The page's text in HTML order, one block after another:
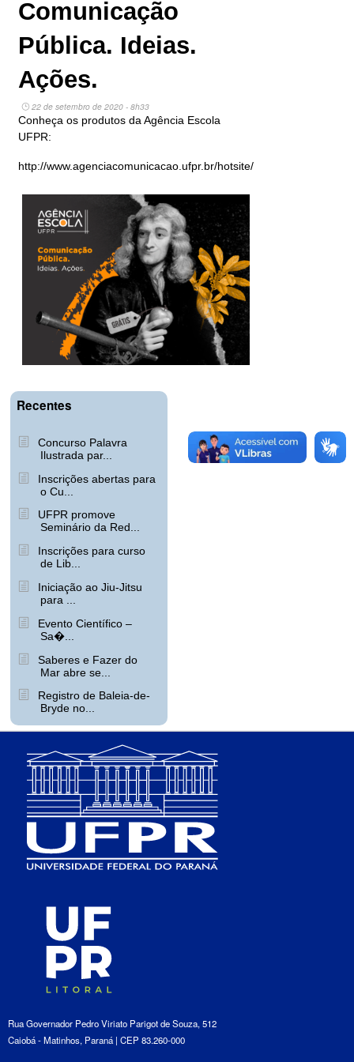
Comunicação
Pública. Ideias.
Ações.
22 de setembro de 2020 - 8h33
Conheça os produtos da Agência Escola
UFPR:
http://www.agenciacomunicacao.ufpr.br/hotsite/
Recentes
Concurso Palavra
Ilustrada par...
Inscrições abertas para
o Cu...
UFPR promove
Seminário da Red...
Inscrições para curso
de Lib...
Iniciação ao Jiu-Jitsu
para ...
Evento Científico –
Sa�...
Saberes e Fazer do
Mar abre se...
Registro de Baleia-de-
Bryde no...
Rua Governador Pedro Viriato Parigot de Souza, 512
Caiobá - Matinhos, Paraná | CEP 83.260-000